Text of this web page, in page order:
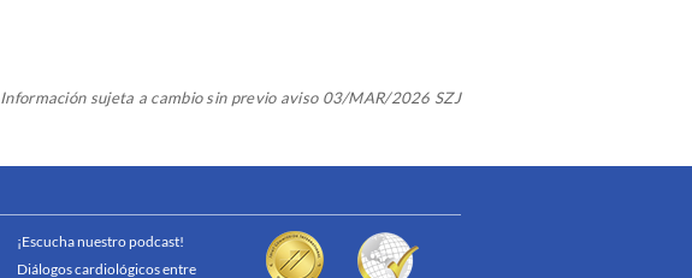
Información sujeta a cambio sin previo aviso 03/MAR/2026 SZJ
¡Escucha nuestro podcast!
Diálogos cardiológicos entre